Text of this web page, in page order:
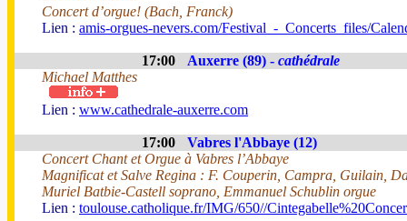
Concert d’orgue! (Bach, Franck)
Lien : amis-orgues-nevers.com/Festival_-_Concerts_files/
17:00 Auxerre (89) - cathédrale
Michael Matthes
Lien : www.cathedrale-auxerre.com
17:00
Vabres l'Abbaye (12)
Concert Chant et Orgue à Vabres l’Abbaye
Magnificat et Salve Regina : F. Couperin, Campra, Guilain,
Muriel Batbie-Castell soprano, Emmanuel Schublin orgue
Lien : toulouse.catholique.fr/IMG/650//